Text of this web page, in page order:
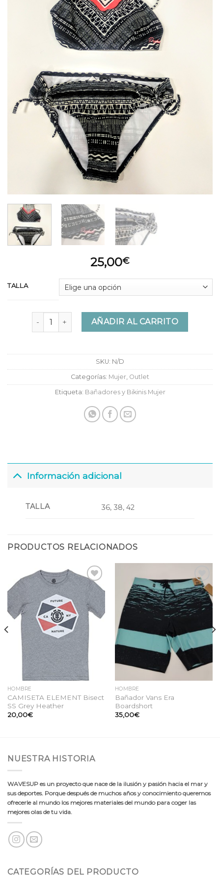
25,00€
TALLA
Bikini Protest Praire 2 cantidadAÑADIR AL CARRITO
SKU: N/D
Categorías: Mujer, Outlet
Etiqueta: Bañadores y Bikinis Mujer
Información adicional
TALLA 36, 38, 42
PRODUCTOS RELACIONADOS
Añadir
lista
de
deseos
HOMBRE
CAMISETA ELEMENT Bisect
SS Grey Heather
20,00€
Añadir
a la
lista
de
deseos
HOMBRE
Bañador Vans Era
Boardshort
35,00€
NUESTRA HISTORIA
WAVESUP es un proyecto que nace de la ilusión y pasión hacia el mar y
sus deportes. Porque después de muchos años y conocimiento queremos
ofrecerle al mundo los mejores materiales del mundo para coger las
mejores olas de tu vida.
CATEGORÍAS DEL PRODUCTO